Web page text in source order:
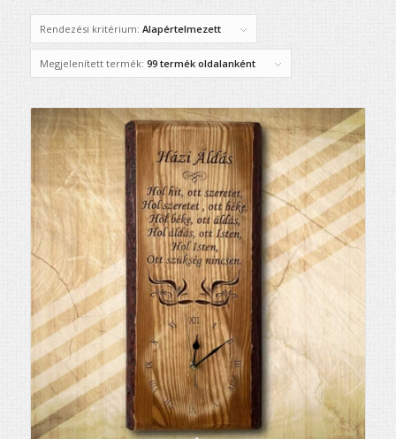
Rendezési kritérium: Alapértelmezett
Megjelenített termék: 99 termék oldalanként